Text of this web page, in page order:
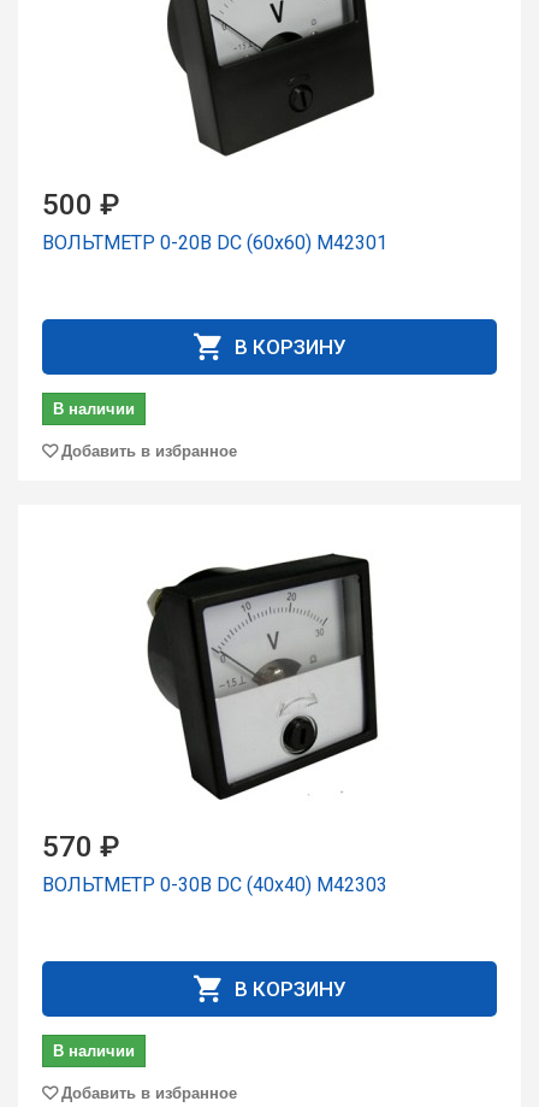
500 ₽
ВОЛЬТМЕТР 0-20В DC (60х60) М42301
В КОРЗИНУ
В наличии
Добавить в избранное
570 ₽
ВОЛЬТМЕТР 0-30В DC (40х40) М42303
В КОРЗИНУ
В наличии
Добавить в избранное